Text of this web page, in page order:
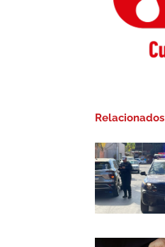
Relacionados